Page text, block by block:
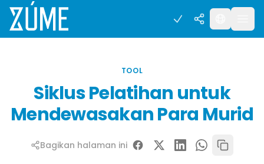
TOOL
Siklus Pelatihan untuk
Mendewasakan Para Murid
Bagikan halaman ini